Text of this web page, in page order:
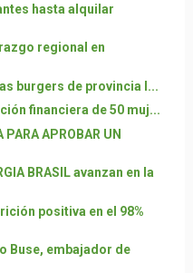
hasta alquilar
regional en
burgers de provincia l...
financiera de 50 muj...
APROBAR UN
BRASIL avanzan en la
positiva en el 98%
Buse, embajador de